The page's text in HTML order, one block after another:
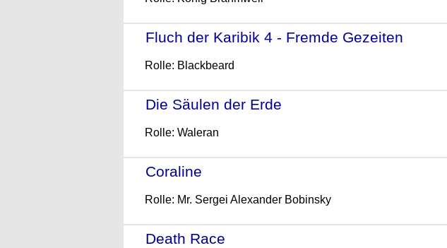
Fluch der Karibik 4 - Fremde Gezeiten
Rolle: Blackbeard
Die Säulen der Erde
Rolle: Waleran
Coraline
Rolle: Mr. Sergei Alexander Bobinsky
Death Race